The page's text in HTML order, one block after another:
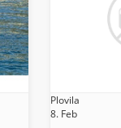
Plovila
8. Feb